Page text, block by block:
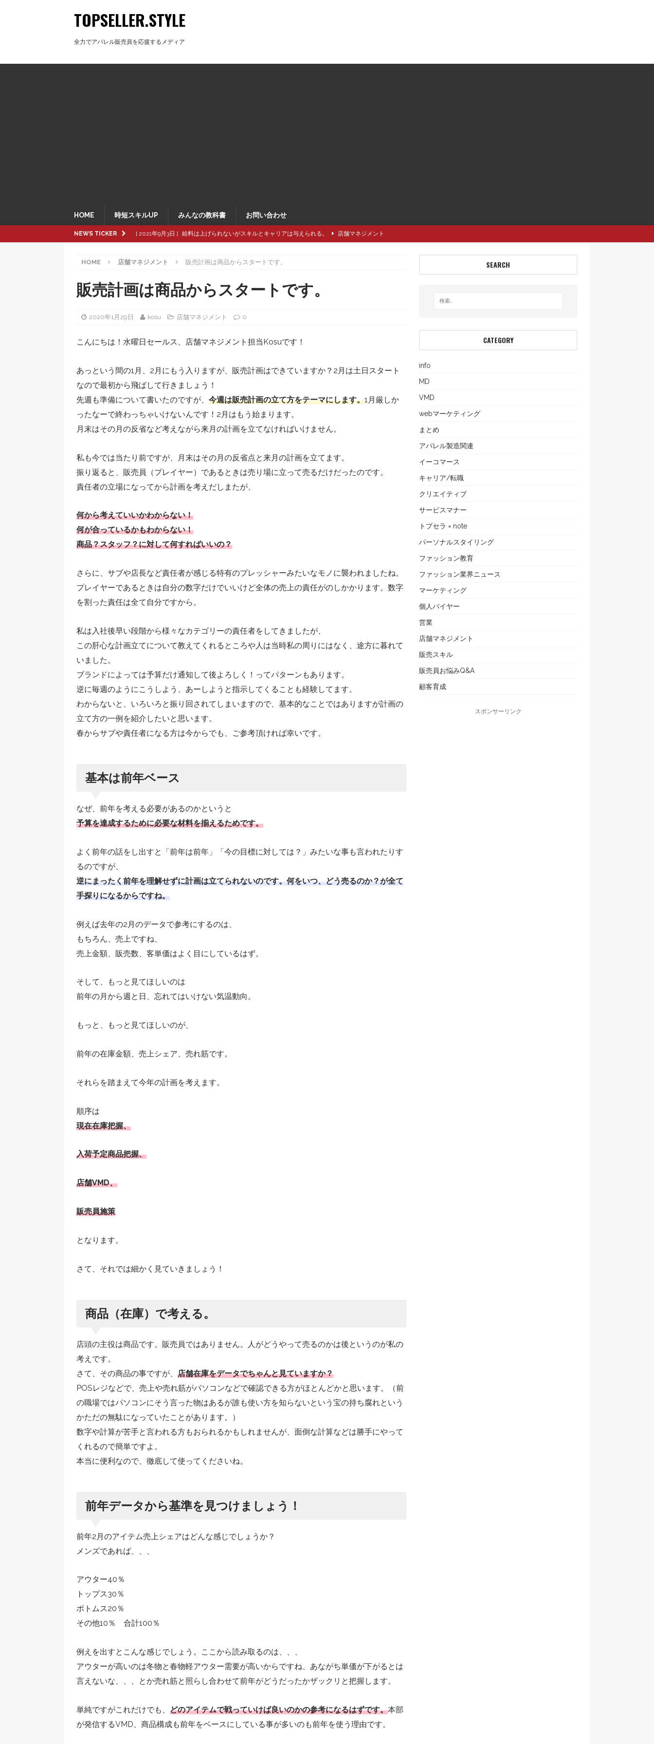
TOPSELLER.STYLE
全力でアパレル販売員を応援するメディア
HOME 時短スキルUP みんなの教科書 お問い合わせ
NEWS TICKER [ 2021年9月3日 ] 給料は上げられないがスキルとキャリアは与えられる。 店舗マネジメント
[ 2021年8月8日 ] 退職交渉中に強い引き留め。どうする？
[ 2021年8月6日 ] 転職活動で大事にしたい5つのステップ キャリア/転職
[ 2021年9月16日 ] pop upで独自性と費用削減を同時に成立させるには？
HOME 店舗マネジメント 販売計画は商品からスタートです。
販売計画は商品からスタートです。
2020年1月29日 kosu 店舗マネジメント 0
こんにちは！水曜日セールス、店舗マネジメント担当Kosuです！
あっという間の1月、2月にもう入りますが、販売計画はできていますか？2月は土日スタート
なので最初から飛ばして行きましょう！
先週も準備について書いたのですが、 今週は販売計画の立て方をテーマにします。1月厳しか
ったなーで終わっちゃいけないんです！2月はもう始まります。
月末はその月の反省など考えながら来月の計画を立てなければいけません。
私も今では当たり前ですが、月末はその月の反省点と来月の計画を立てます。
振り返ると、販売員（プレイヤー）であるときは売り場に立って売るだけだったのです。
責任者の立場になってから計画を考えだしまたが、
何から考えていいかわからない！
何が合っているかもわからない！
商品？スタッフ？に対して何すればいいの？
さらに、サブや店長など責任者が感じる特有のプレッシャーみたいなモノに襲われましたね。
プレイヤーであるときは自分の数字だけでいいけど全体の売上の責任がのしかかります。数字
を割った責任は全て自分ですから。
私は入社後早い段階から様々なカテゴリーの責任者をしてきましたが、
この肝心な計画立てについて教えてくれるところや人は当時私の周りにはなく、途方に暮れて
いました。
ブランドによっては予算だけ通知して後よろしく！ってパターンもあります。
逆に毎週のようにこうしよう、あーしようと指示してくることも経験してます。
わからないと、いろいろと振り回されてしまいますので、基本的なことではありますが計画の
立て方の一例を紹介したいと思います。
春からサブや責任者になる方は今からでも、ご参考頂ければ幸いです。
基本は前年ベース
なぜ、前年を考える必要があるのかというと
予算を達成するために必要な材料を揃えるためです。
よく前年の話をし出すと「前年は前年」「今の目標に対しては？」みたいな事も言われたりす
るのですが、
逆にまったく前年を理解せずに計画は立てられないのです。何をいつ、どう売るのか？が全て
手探りになるからですね。
例えば去年の2月のデータで参考にするのは、
もちろん、売上ですね、
売上金額、販売数、客単価はよく目にしているはず。
そして、もっと見てほしいのは
前年の月から週と日、忘れてはいけない気温動向。
もっと、もっと見てほしいのが、
前年の在庫金額、売上シェア、売れ筋です。
それらを踏まえて今年の計画を考えます。
順序は
現在在庫把握、
入荷予定商品把握、
店舗VMD、
販売員施策
となります。
さて、それでは細かく見ていきましょう！
商品（在庫）で考える。
店頭の主役は商品です。販売員ではありません。人がどうやって売るのかは後というのが私の
考えです。
さて、その商品の事ですが、 店舗在庫をデータでちゃんと見ていますか？
POSレジなどで、売上や売れ筋がパソコンなどで確認できる方がほとんどかと思います。（前
の職場ではパソコンにそう言った物はあるが誰も使い方を知らないという宝の持ち腐れという
かただの無駄になっていたことがあります。）
数字や計算が苦手と言われる方もおられるかもしれませんが、面倒な計算などは勝手にやって
くれるので簡単ですよ。
本当に便利なので、徹底して使ってくださいね。
前年データから基準を見つけましょう！
前年2月のアイテム売上シェアはどんな感じでしょうか？
メンズであれば、、、
アウター40％
トップス30％
ボトムス20％
その他10％ 合計100％
例えを出すとこんな感じでしょう。ここから読み取るのは、、、
アウターが高いのは冬物と春物軽アウター需要が高いからですね、あながち単価が下がるとは
言えないな、、、とか売れ筋と照らし合わせて前年がどうだったかザックリと把握します。
単純ですがこれだけでも、 どのアイテムで戦っていけば良いのかの参考になるはずです。本部
が発信するVMD、商品構成も前年をベースにしている事が多いのも前年を使う理由です。
SEARCH
CATEGORY
info
MD
VMD
webマーケティング
まとめ
アパレル製造関連
イーコマース
キャリア/転職
クリエイティブ
サービスマナー
トプセラ × note
パーソナルスタイリング
ファッション教育
ファッション業界ニュース
マーケティング
個人バイヤー
営業
店舗マネジメント
販売スキル
販売員お悩みQ&A
顧客育成
スポンサーリンク